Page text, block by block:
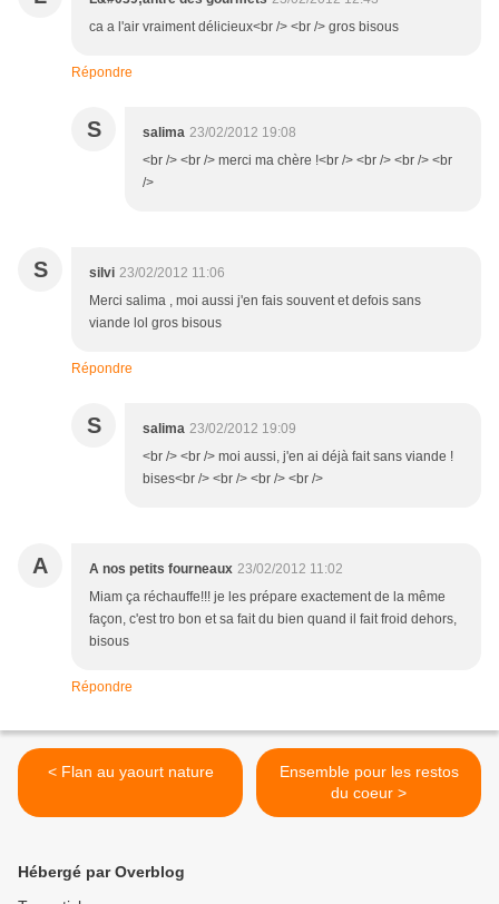
ca a l'air vraiment délicieux<br /> <br /> gros bisous
Répondre
S salima 23/02/2012 19:08
<br /> <br /> merci ma chère !<br /> <br /> <br /> <br
/>
S silvi 23/02/2012 11:06
Merci salima , moi aussi j'en fais souvent et defois sans
viande lol gros bisous
Répondre
S salima 23/02/2012 19:09
<br /> <br /> moi aussi, j'en ai déjà fait sans viande !
bises<br /> <br /> <br /> <br />
A A nos petits fourneaux 23/02/2012 11:02
Miam ça réchauffe!!! je les prépare exactement de la même
façon, c'est tro bon et sa fait du bien quand il fait froid dehors,
bisous
Répondre
< Flan au yaourt nature
Ensemble pour les restos
du coeur >
Hébergé par Overblog